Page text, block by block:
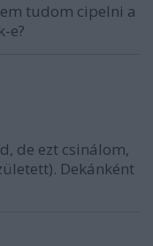
tudom cipelni a
e?
de ezt csinálom,
Dekánként